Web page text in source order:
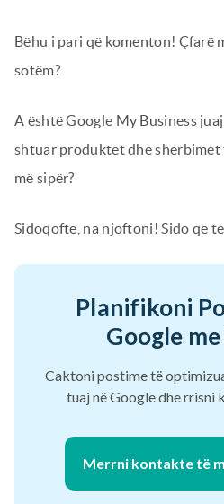
Bëhu i pari që komenton! Çfarë
sotëm?
A është Google My Business
shtuar produktet dhe shërbimet
më sipër?
Sidoqoftë, na njoftoni! Sido që
Planifikoni
Google
Caktoni postime të
tuaj në Google dhe rrisni
Merrni kontakte të